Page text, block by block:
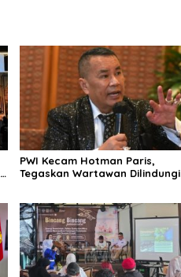
PWI Kecam Hotman Paris,
Tegaskan Wartawan Dilindungi